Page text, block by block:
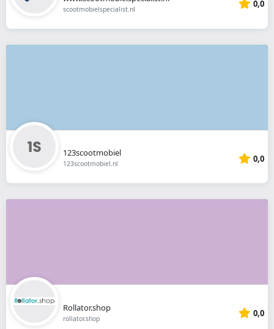
scootmobielspecialist.nl 0,0
123scootmobiel
123scootmobiel.nl 0,0
Rollator.shop
rollator.shop 0,0